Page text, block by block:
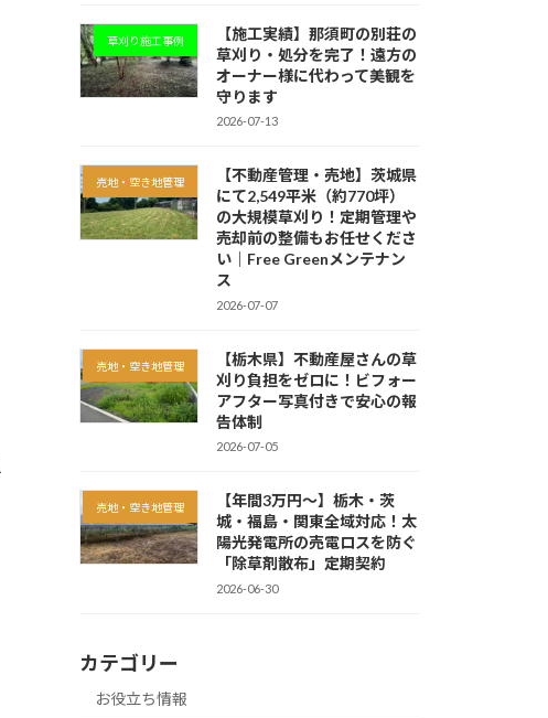
草刈り施工事例
【施工実績】那須町の別荘の
草刈り・処分を完了！遠方の
オーナー様に代わって美観を
守ります
2026-07-13
売地・空き地管理
【不動産管理・売地】茨城県
にて2,549平米（約770坪）
の大規模草刈り！定期管理や
売却前の整備もお任せくださ
い｜Free Greenメンテナン
ス
2026-07-07
売地・空き地管理
【栃木県】不動産屋さんの草
刈り負担をゼロに！ビフォー
アフター写真付きで安心の報
告体制
2026-07-05
売地・空き地管理
【年間3万円〜】栃木・茨
城・福島・関東全域対応！太
陽光発電所の売電ロスを防ぐ
「除草剤散布」定期契約
2026-06-30
カテゴリー
お役立ち情報